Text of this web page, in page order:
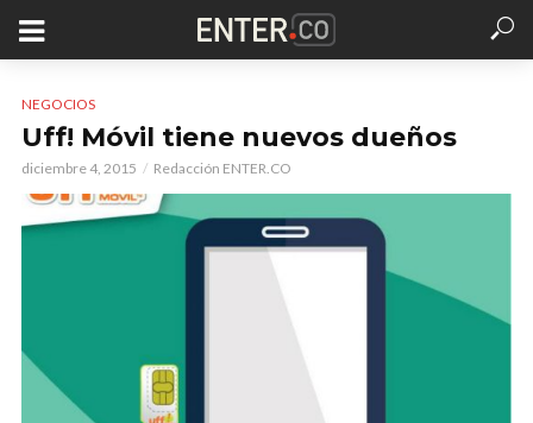
NEGOCIOS
Uff! Móvil tiene nuevos dueños
diciembre 4, 2015 Redacción ENTER.CO